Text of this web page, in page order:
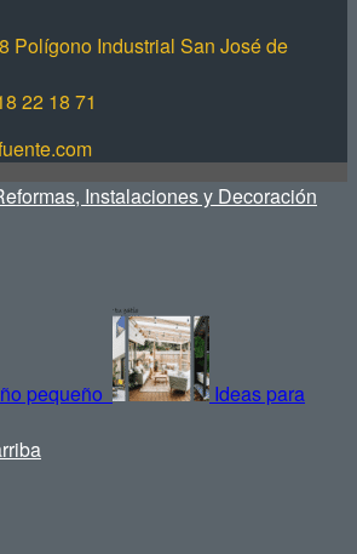
Polígono Industrial San José de
22 18 71
Instalaciones y Decoración
pequeño
Ideas para